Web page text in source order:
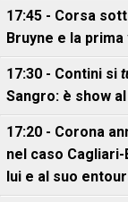
17:45 - Corsa
Bruyne e la prima
17:30 - Contini si
Sangro: è show
17:20 - Corona
nel caso
lui e al suo